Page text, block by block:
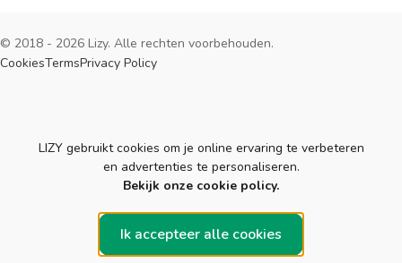
© 2018 - 2026 Lizy. Alle rechten voorbehouden.
CookiesTermsPrivacy Policy
Cookies
LIZY gebruikt cookies om je online ervaring te verbeteren
en advertenties te personaliseren.
Bekijk onze cookie policy.
Ik accepteer alle cookies